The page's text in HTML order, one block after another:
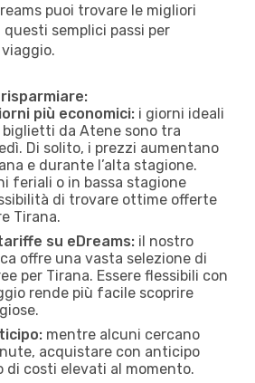
puoi trovare le migliori
semplici passi per
più economici: i giorni ideali
da Atene sono tra
Di solito, i prezzi aumentano
e durante l’alta stagione.
feriali o in bassa stagione
di trovare ottime offerte
Tirana.
su eDreams: il nostro
offre una vasta selezione di
per Tirana. Essere flessibili con
rende più facile scoprire
mentre alcuni cercano
acquistare con anticipo
di costi elevati al momento.